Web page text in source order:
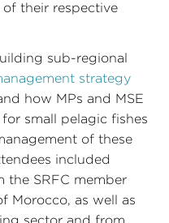
their respective
sub-regional
strategy
how MPs and MSE
small pelagic fishes
of these
included
the SRFC member
Morocco, as well as
sector and from